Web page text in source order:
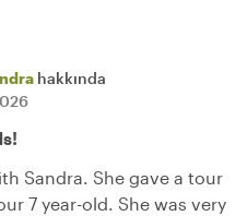
hakkında
Sandra. She gave a tour
7 year-old. She was very